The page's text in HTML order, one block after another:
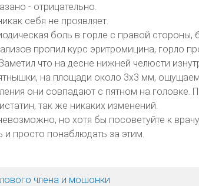
- отрицательно.
себя не проявляет.
боль в горле с правой стороны,
пропил курс эритромицина, горло
что на десне нижней челюсти
на площади около 3х3 мм,
они совпадают с пятном на головке.
так же никаких изменений.
но хотя бы посоветуйте к
просто понаблюдать за этим.
члена и мошонки